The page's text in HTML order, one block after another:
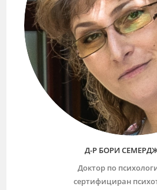
Д-Р БОРИ
Доктор по
сертифициран